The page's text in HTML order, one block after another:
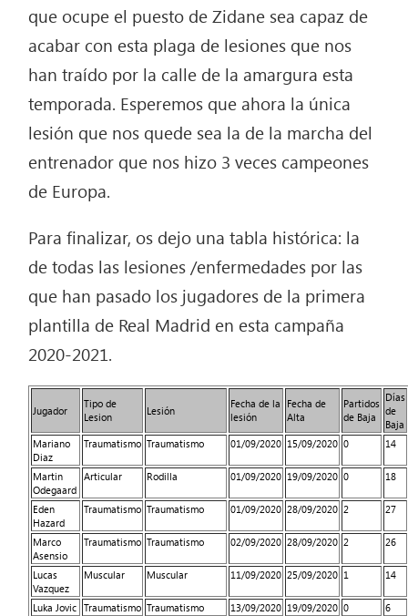
que ocupe el puesto de Zidane sea capaz de
acabar con esta plaga de lesiones que nos
han traído por la calle de la amargura esta
temporada. Esperemos que ahora la única
lesión que nos quede sea la de la marcha del
entrenador que nos hizo 3 veces campeones
de Europa.
Para finalizar, os dejo una tabla histórica: la
de todas las lesiones /enfermedades por las
que han pasado los jugadores de la primera
plantilla de Real Madrid en esta campaña
2020-2021.
Jugador
Tipo de
Lesion
Lesión
Fecha de la
lesión
Fecha de
Alta
Partidos
de Baja
Días
de
Baja
Mariano
Diaz
Traumatismo Traumatismo 01/09/2020 15/09/2020 0 14
Martin
Odegaard
Articular Rodilla 01/09/2020 19/09/2020 0 18
Eden
Hazard
Traumatismo Traumatismo 01/09/2020 28/09/2020 2 27
Marco
Asensio
Traumatismo Traumatismo 02/09/2020 28/09/2020 2 26
Lucas
Vazquez
Muscular Muscular 11/09/2020 25/09/2020 1 14
Luka Jovic Traumatismo Traumatismo 13/09/2020 19/09/2020 0
6